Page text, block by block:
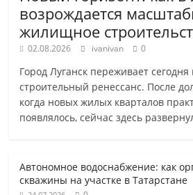
возрождается
жилищное
02.08.2026 ivanivan 0
Город Луганск переживает
строительный ренессанс. После
когда новых жилых кварталов
появлялось, сейчас здесь
Автономное водоснабжение: как
скважины на участке в Татарстане